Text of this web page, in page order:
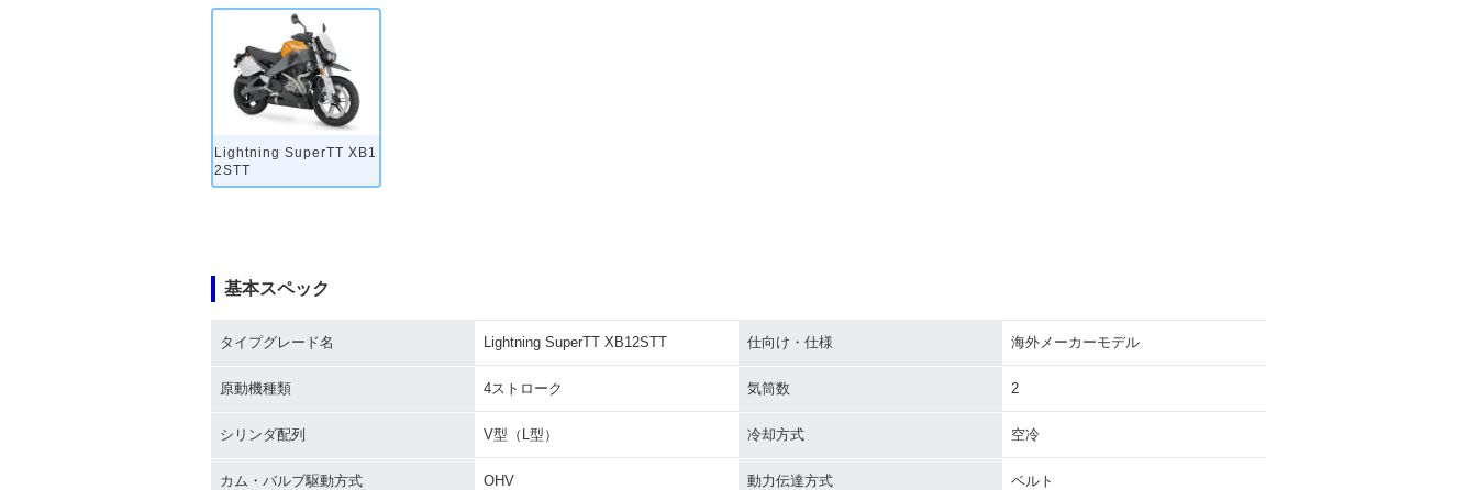
Lightning SuperTT XB1
2STT
基本スペック
タイプグレード名 Lightning SuperTT XB12STT 仕向け・仕様 海外メーカーモデル
原動機種類 4ストローク 気筒数 2
シリンダ配列 V型（L型） 冷却方式 空冷
カム・バルブ駆動方式 OHV 動力伝達方式 ベルト